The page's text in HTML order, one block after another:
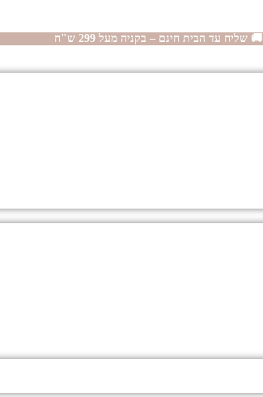
🚚 שליח עד הבית חינם – בקניה מעל 299 ש"ח